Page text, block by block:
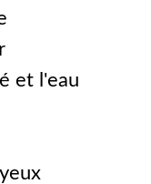
et l'eau